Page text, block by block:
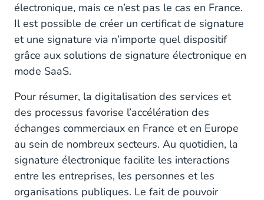
électronique, mais ce n’est pas le cas en France.
Il est possible de créer un certificat de signature
et une signature via n’importe quel dispositif
grâce aux solutions de signature électronique en
mode SaaS.
Pour résumer, la digitalisation des services et
des processus favorise l’accélération des
échanges commerciaux en France et en Europe
au sein de nombreux secteurs. Au quotidien, la
signature électronique facilite les interactions
entre les entreprises, les personnes et les
organisations publiques. Le fait de pouvoir